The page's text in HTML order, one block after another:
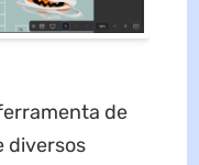
de
diversos